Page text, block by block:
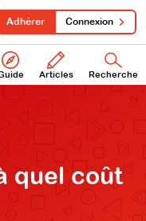
Articles Recherche
Adhérer Connexion
quel coût